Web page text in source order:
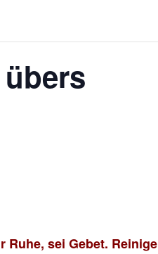
Ruhe, sei Gebet. Reinige